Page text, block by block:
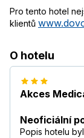
Pro tento hotel
klientů
O hotelu
Akces
Neoficiální
Popis hotelu